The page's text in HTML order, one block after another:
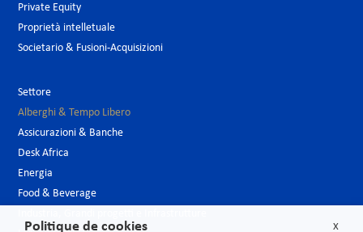
Private Equity
Proprietà intelletuale
Societario & Fusioni-Acquisizioni
Settore
Alberghi & Tempo Libero
Assicurazioni & Banche
Desk Africa
Energia
Food & Beverage
X
Politique de cookies